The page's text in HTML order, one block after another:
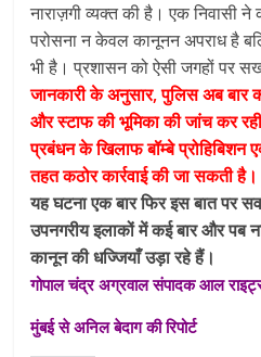
नाराज़गी व्यक्त की है। एक निवासी ने
परोसना न केवल कानूनन अपराध है
भी है। प्रशासन को ऐसी जगहों पर
जानकारी के अनुसार, पुलिस अब बार
और स्टाफ की भूमिका की जांच कर
प्रबंधन के खिलाफ बॉम्बे
तहत कठोर कार्रवाई की जा सकती है।
यह घटना एक बार फिर इस बात पर
उपनगरीय इलाकों में कई बार और पब
कानून की धज्जियाँ उड़ा रहे हैं।
गोपाल चंद्र अग्रवाल संपादक आल
मुंबई से अनिल बेदाग की रिपोर्ट